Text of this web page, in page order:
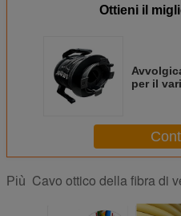
Ottieni il
per il
Più Cavo ottico della fibra di